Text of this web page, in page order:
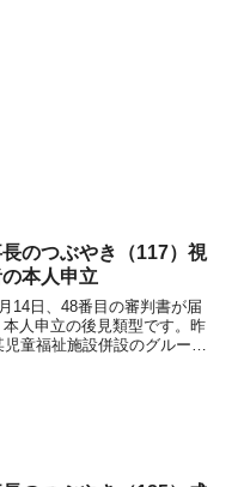
のつぶやき（117）視
本人申立
14日、48番目の審判書が届
本人申立の後見類型です。昨
童福祉施設併設のグループ